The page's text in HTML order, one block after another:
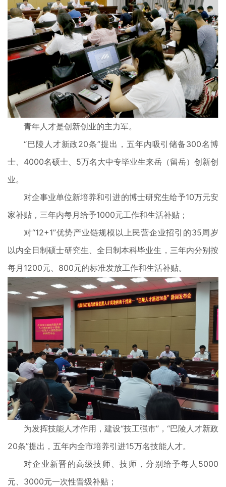
青年人才是创新创业的主力军。
“巴陵人才新政20条”提出，五年内吸引储备300名博
士、4000名硕士、5万名大中专毕业生来岳（留岳）创新创
业。
对企事业单位新培养和引进的博士研究生给予10万元安
家补贴，三年内每月给予1000元工作和生活补贴；
对“12+1”优势产业链规模以上民营企业招引的35周岁
以内全日制硕士研究生、全日制本科毕业生，三年内分别按
每月1200元、800元的标准发放工作和生活补贴。
为发挥技能人才作用，建设“技工强市”，“巴陵人才新政
20条”提出，五年内全市培养引进15万名技能人才。
对企业新晋的高级技师、技师，分别给予每人5000
元、3000元一次性晋级补贴；